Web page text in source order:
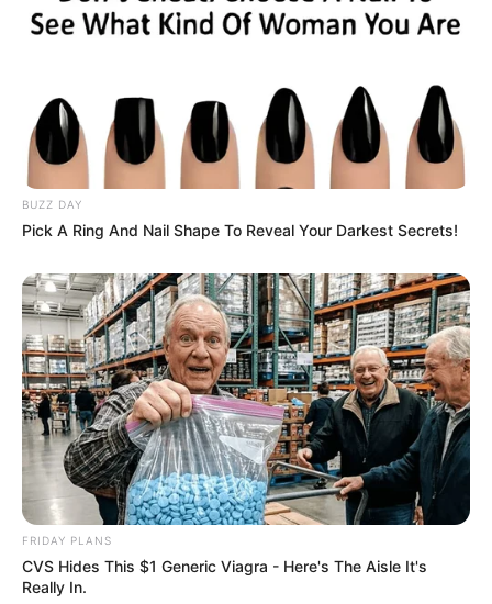
BUZZ DAY
Pick A Ring And Nail Shape To Reveal Your Darkest Secrets!
FRIDAY PLANS
CVS Hides This $1 Generic Viagra - Here's The Aisle It's
Really In.